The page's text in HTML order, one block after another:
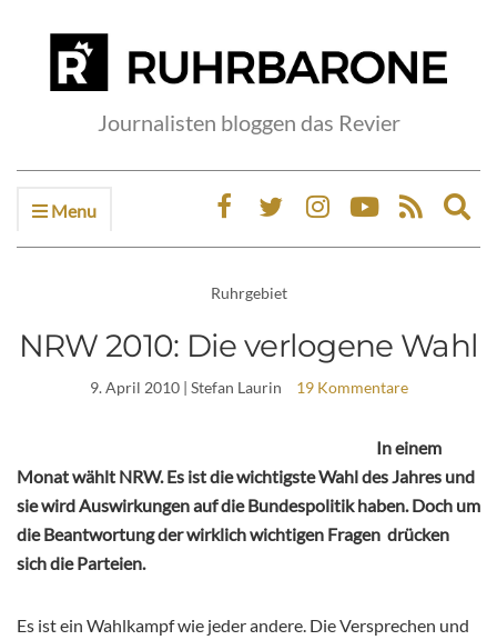
Journalisten bloggen das Revier
Menu
Ruhrgebiet
NRW 2010: Die verlogene Wahl
9. April 2010| Stefan Laurin 19 Kommentare
In einem
Monat wählt NRW. Es ist die wichtigste Wahl des Jahres und
sie wird Auswirkungen auf die Bundespolitik haben. Doch um
die Beantwortung der wirklich wichtigen Fragen drücken
sich die Parteien.
Es ist ein Wahlkampf wie jeder andere. Die Versprechen und